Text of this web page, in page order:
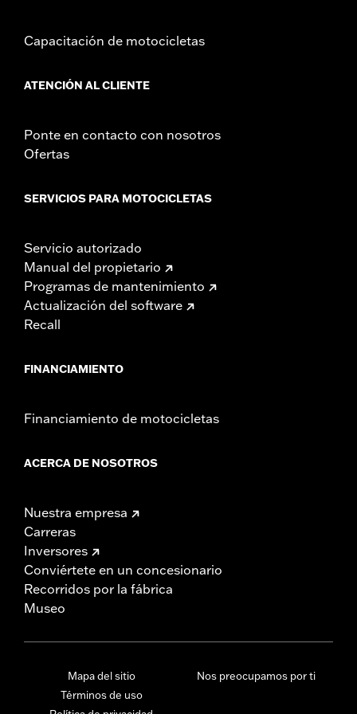
Capacitación de motocicletas
ATENCIÓN AL CLIENTE
Ponte en contacto con nosotros
Ofertas
SERVICIOS PARA MOTOCICLETAS
Servicio autorizado
Manual del propietario
Programas de mantenimiento
Actualización del software
Recall
FINANCIAMIENTO
Financiamiento de motocicletas
ACERCA DE NOSOTROS
Nuestra empresa
Carreras
Inversores
Conviértete en un concesionario
Recorridos por la fábrica
Museo
Mapa del sitio
Términos de uso
Nos preocupamos por ti